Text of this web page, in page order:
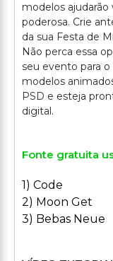
modelos
poderosa. Crie
da sua Festa de
Não perca essa
seu evento para
modelos
PSD e esteja
Fonte gratuita
1) Code
2) Moon Get
3) Bebas Neue